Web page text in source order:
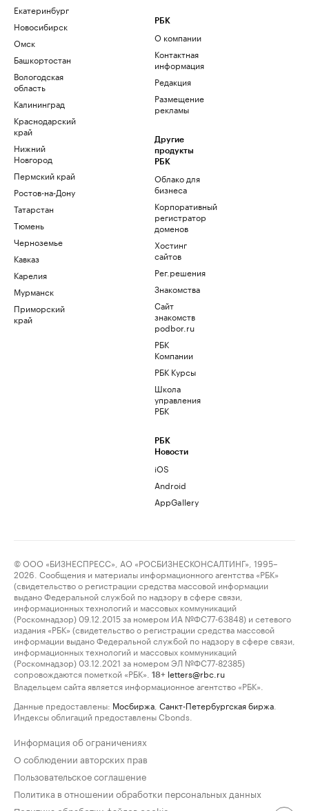
Екатеринбург
Новосибирск
Омск
Башкортостан
Вологодская
область
Калининград
Краснодарский
край
Нижний
Новгород
Пермский край
Ростов-на-Дону
Татарстан
Тюмень
Черноземье
Кавказ
Карелия
Мурманск
Приморский
край
РБК
О компании
Контактная
информация
Редакция
Размещение
рекламы
Другие
продукты
РБК
Облако для
бизнеса
Корпоративный
регистратор
доменов
Хостинг
сайтов
Рег.решения
Знакомства
Сайт
знакомств
podbor.ru
РБК
Компании
РБК Курсы
Школа
управления
РБК
РБК
Новости
iOS
Android
AppGallery
© ООО «БИЗНЕСПРЕСС», АО «РОСБИЗНЕСКОНСАЛТИНГ», 1995–
2026. Сообщения и материалы информационного агентства «РБК»
(свидетельство о регистрации средства массовой информации
выдано Федеральной службой по надзору в сфере связи,
информационных технологий и массовых коммуникаций
(Роскомнадзор) 09.12.2015 за номером ИА №ФС77-63848) и сетевого
издания «РБК» (свидетельство о регистрации средства массовой
информации выдано Федеральной службой по надзору в сфере связи,
информационных технологий и массовых коммуникаций
(Роскомнадзор) 03.12.2021 за номером ЭЛ №ФС77-82385)
сопровождаются пометкой «РБК».
18+ letters@rbc.ru
Владельцем сайта является информационное агентство «РБК».
Данные предоставлены: Мосбиржа Санкт-Петербургская биржа
Индексы облигаций предоставлены Cbonds.
Информация об ограничениях
О соблюдении авторских прав
Пользовательское соглашение
Политика в отношении обработки персональных данных